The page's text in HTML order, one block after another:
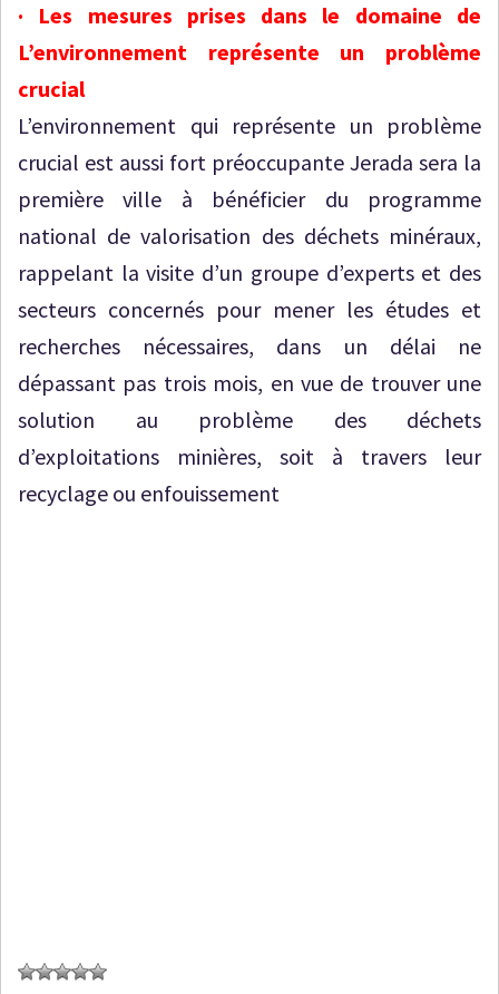
· Les mesures prises dans le domaine de
L’environnement représente un problème
crucial
L’environnement qui représente un problème
crucial est aussi fort préoccupante Jerada sera la
première ville à bénéficier du programme
national de valorisation des déchets minéraux,
rappelant la visite d’un groupe d’experts et des
secteurs concernés pour mener les études et
recherches nécessaires, dans un délai ne
dépassant pas trois mois, en vue de trouver une
solution au problème des déchets
d’exploitations minières, soit à travers leur
recyclage ou enfouissement